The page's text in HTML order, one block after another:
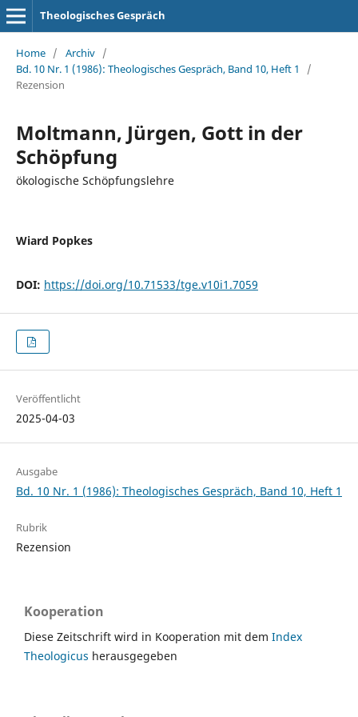
Theologisches Gespräch
Home / Archiv /
Bd. 10 Nr. 1 (1986): Theologisches Gespräch, Band 10, Heft 1
/
Rezension
Moltmann, Jürgen, Gott in der
Schöpfung
ökologische Schöpfungslehre
Wiard Popkes
DOI: https://doi.org/10.71533/tge.v10i1.7059
Veröffentlicht
2025-04-03
Ausgabe
Bd. 10 Nr. 1 (1986): Theologisches Gespräch, Band 10, Heft 1
Rubrik
Rezension
Kooperation
Diese Zeitschrift wird in Kooperation mit dem Index
Theologicus herausgegeben